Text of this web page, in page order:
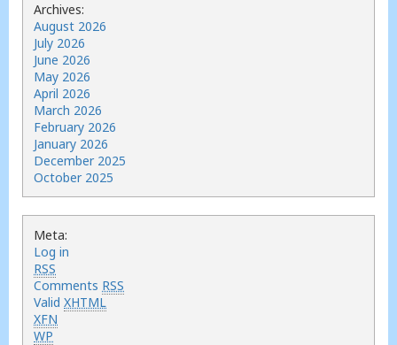
Archives:
August 2026
July 2026
June 2026
May 2026
April 2026
March 2026
February 2026
January 2026
December 2025
October 2025
Meta:
Log in
RSS
Comments RSS
Valid XHTML
XFN
WP